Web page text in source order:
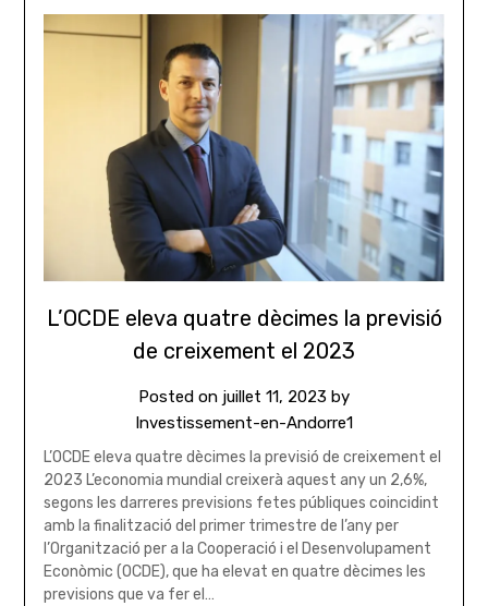
L’OCDE eleva quatre dècimes la previsió
de creixement el 2023
Posted on juillet 11, 2023 by
Investissement-en-Andorre1
L’OCDE eleva quatre dècimes la previsió de creixement el
2023 L’economia mundial creixerà aquest any un 2,6%,
segons les darreres previsions fetes públiques coincidint
amb la finalització del primer trimestre de l’any per
l’Organització per a la Cooperació i el Desenvolupament
Econòmic (OCDE), que ha elevat en quatre dècimes les
previsions que va fer el…